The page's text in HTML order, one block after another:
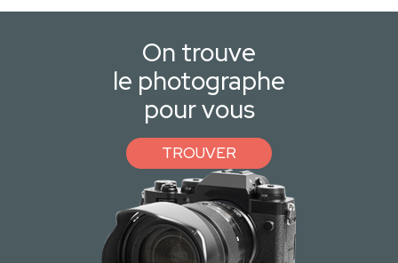
On trouve
le photographe
pour vous
TROUVER